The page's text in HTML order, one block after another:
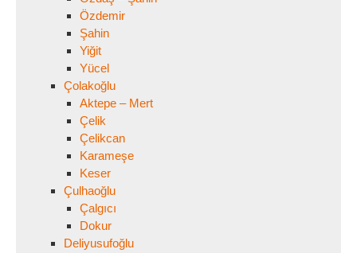
Özdemir
Şahin
Yiğit
Yücel
Çolakoğlu
Aktepe – Mert
Çelik
Çelikcan
Karameşe
Keser
Çulhaoğlu
Çalgıcı
Dokur
Deliyusufoğlu